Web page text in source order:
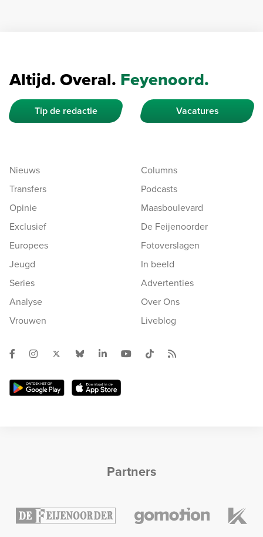
Altijd. Overal. Feyenoord.
Tip de redactie Vacatures
Nieuws
Transfers
Opinie
Exclusief
Europees
Jeugd
Series
Analyse
Vrouwen
Columns
Podcasts
Maasboulevard
De Feijenoorder
Fotoverslagen
In beeld
Advertenties
Over Ons
Liveblog
Partners